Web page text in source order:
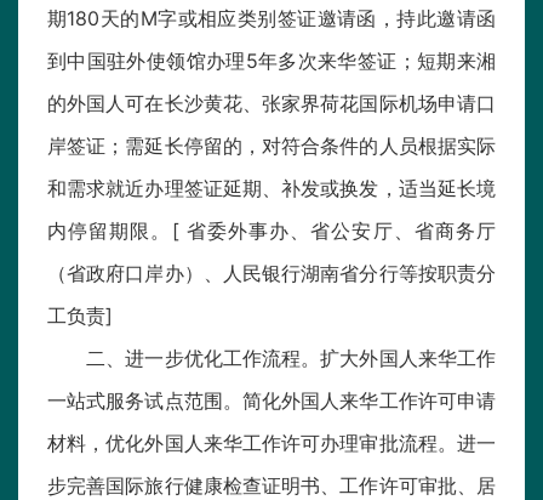
期180天的M字或相应类别签证邀请函，持此邀请函
到中国驻外使领馆办理5年多次来华签证；短期来湘
的外国人可在长沙黄花、张家界荷花国际机场申请口
岸签证；需延长停留的，对符合条件的人员根据实际
和需求就近办理签证延期、补发或换发，适当延长境
内停留期限。[ 省委外事办、省公安厅、省商务厅
（省政府口岸办）、人民银行湖南省分行等按职责分
工负责]
二、进一步优化工作流程。扩大外国人来华工作
一站式服务试点范围。简化外国人来华工作许可申请
材料，优化外国人来华工作许可办理审批流程。进一
步完善国际旅行健康检查证明书、工作许可审批、居